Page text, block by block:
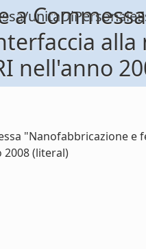
a
alla
nell'anno
"Nanofabbricazione e
2008 (literal)